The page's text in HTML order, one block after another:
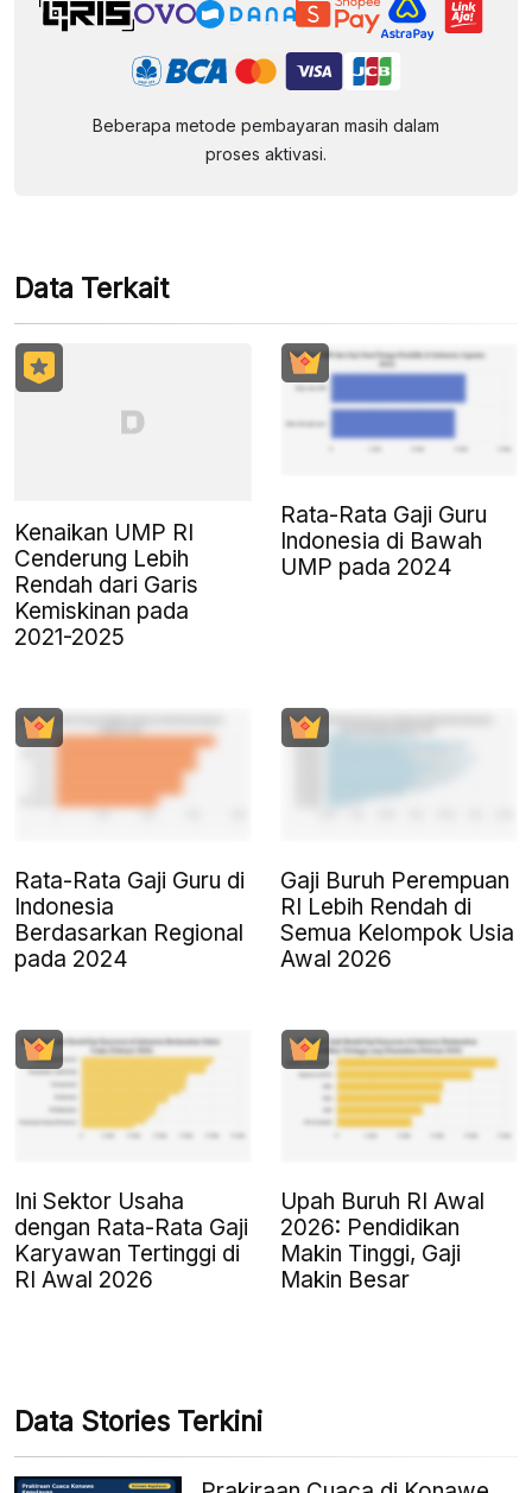
Beberapa metode pembayaran masih dalam
proses aktivasi.
Data Terkait
Kenaikan UMP RI
Cenderung Lebih
Rendah dari Garis
Kemiskinan pada
2021-2025
Rata-Rata Gaji Guru
Indonesia di Bawah
UMP pada 2024
Rata-Rata Gaji Guru di
Indonesia
Berdasarkan Regional
pada 2024
Gaji Buruh Perempuan
RI Lebih Rendah di
Semua Kelompok Usia
Awal 2026
Ini Sektor Usaha
dengan Rata-Rata Gaji
Karyawan Tertinggi di
RI Awal 2026
Upah Buruh RI Awal
2026: Pendidikan
Makin Tinggi, Gaji
Makin Besar
Data Stories Terkini